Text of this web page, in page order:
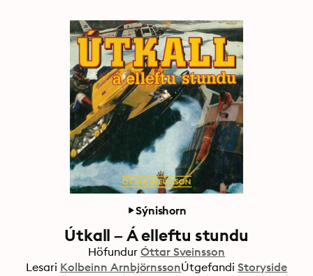
Sýnishorn
Útkall – Á elleftu stundu
Höfundur Óttar Sveinsson
Lesari Kolbeinn ArnbjörnssonÚtgefandi Storyside